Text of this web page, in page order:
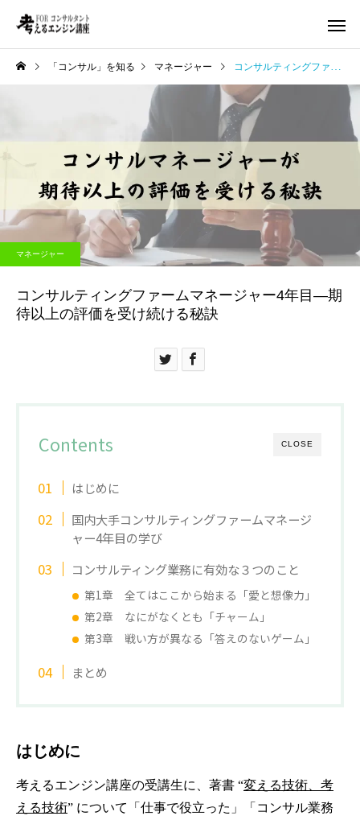
「コンサル」を知る マネージャー コンサルティングファームマネージャー4年目—期待以上の評価を受け続ける秘訣
マネージャー
コンサルティングファームマネージャー4年目—期
待以上の評価を受け続ける秘訣
CLOSE
Contents
はじめに
国内大手コンサルティングファームマネージ
ャー4年目の学び
コンサルティング業務に有効な３つのこと
第1章 全てはここから始まる「愛と想像力」
第2章 なにがなくとも「チャーム」
第3章 戦い方が異なる「答えのないゲーム」
まとめ
はじめに
考えるエンジン講座の受講生に、著書 “変える技術、考
える技術” について「仕事で役立った」「コンサル業務